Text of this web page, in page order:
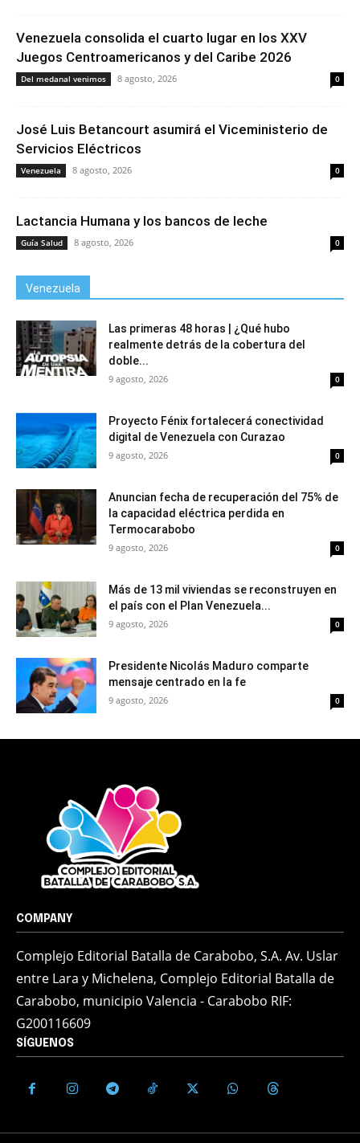
Venezuela consolida el cuarto lugar en los XXV
Juegos Centroamericanos y del Caribe 2026
Del medanal venimos 8 agosto, 2026 0
José Luis Betancourt asumirá el Viceministerio de
Servicios Eléctricos
Venezuela 8 agosto, 2026 0
Lactancia Humana y los bancos de leche
Guía Salud 8 agosto, 2026 0
Venezuela
Las primeras 48 horas | ¿Qué hubo
realmente detrás de la cobertura del
doble...
9 agosto, 2026 0
Proyecto Fénix fortalecerá conectividad
digital de Venezuela con Curazao
9 agosto, 2026 0
Anuncian fecha de recuperación del 75% de
la capacidad eléctrica perdida en
Termocarabobo
9 agosto, 2026 0
Más de 13 mil viviendas se reconstruyen en
el país con el Plan Venezuela...
9 agosto, 2026 0
Presidente Nicolás Maduro comparte
mensaje centrado en la fe
9 agosto, 2026 0
COMPANY
Complejo Editorial Batalla de Carabobo, S.A. Av. Uslar
entre Lara y Michelena, Complejo Editorial Batalla de
Carabobo, municipio Valencia - Carabobo RIF:
G200116609
SÍGUENOS